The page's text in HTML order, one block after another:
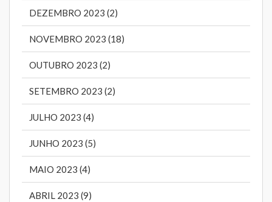
DEZEMBRO 2023 (2)
NOVEMBRO 2023 (18)
OUTUBRO 2023 (2)
SETEMBRO 2023 (2)
JULHO 2023 (4)
JUNHO 2023 (5)
MAIO 2023 (4)
ABRIL 2023 (9)